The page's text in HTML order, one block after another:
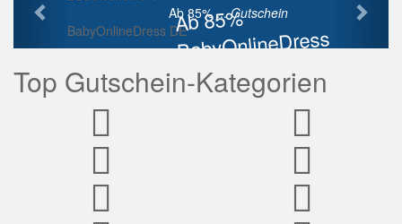
Ab 85%
BabyOnlineDress
Rabatt
Ab 85% ...Gutschein
BabyOnlineDress DE
Top Gutschein-Kategorien